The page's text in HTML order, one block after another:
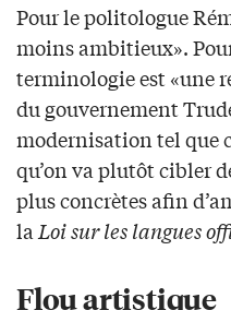
Pour le politologue
moins ambitieux».
terminologie est «une
du gouvernement
modernisation tel que
qu’on va plutôt cibler
plus concrètes afin
la Loi sur les langues
Flou artistique